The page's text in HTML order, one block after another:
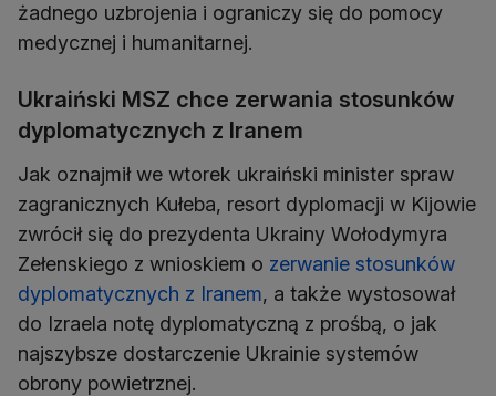
żadnego uzbrojenia i ograniczy się do pomocy
medycznej i humanitarnej.
Ukraiński MSZ chce zerwania stosunków
dyplomatycznych z Iranem
Jak oznajmił we wtorek ukraiński minister spraw
zagranicznych Kułeba, resort dyplomacji w Kijowie
zwrócił się do prezydenta Ukrainy Wołodymyra
Zełenskiego z wnioskiem o zerwanie stosunków
dyplomatycznych z Iranem, a także wystosował
do Izraela notę dyplomatyczną z prośbą, o jak
najszybsze dostarczenie Ukrainie systemów
obrony powietrznej.